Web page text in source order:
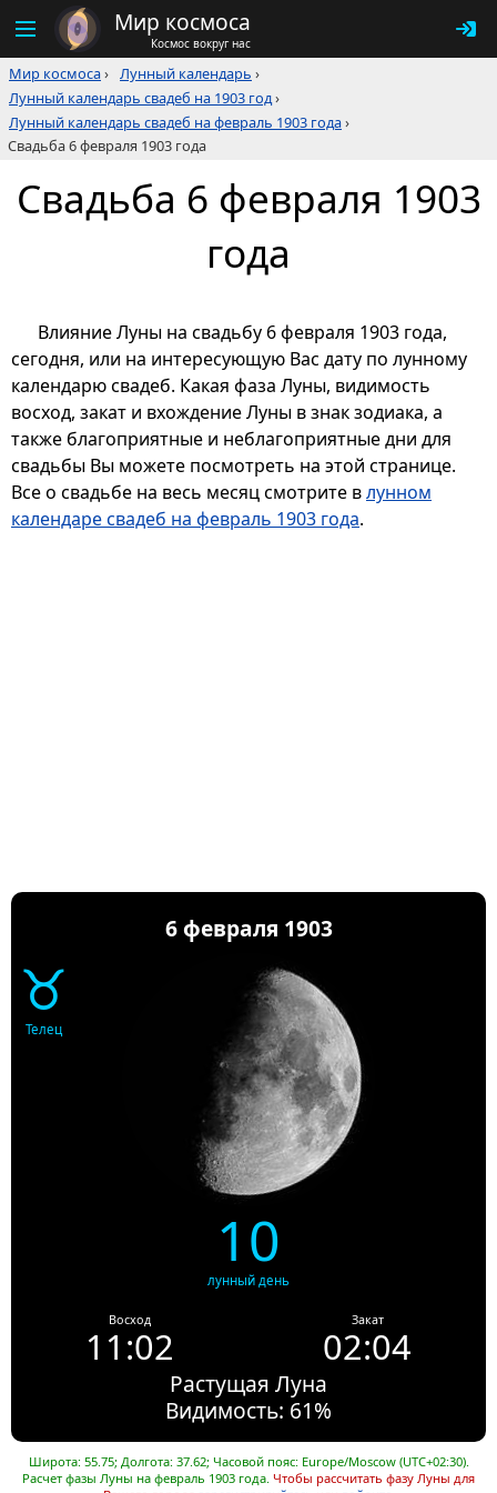
Мир космоса
Космос вокруг нас
Мир космоса› Лунный календарь ›
Лунный календарь свадеб на 1903 год›
Лунный календарь свадеб на февраль 1903 года›
Свадьба 6 февраля 1903 года
Свадьба 6 февраля 1903
года
Влияние Луны на свадьбу 6 февраля 1903 года,
сегодня, или на интересующую Вас дату по лунному
календарю свадеб. Какая фаза Луны, видимость
восход, закат и вхождение Луны в знак зодиака, а
также благоприятные и неблагоприятные дни для
свадьбы Вы можете посмотреть на этой странице.
Все о свадьбе на весь месяц смотрите влунном
календаре свадеб на февраль 1903 года.
6 февраля 1903
♉
Телец
10
лунный день
Восход
11:02
Закат
02:04
Растущая Луна
Видимость: 61%
Широта: 55.75; Долгота: 37.62; Часовой пояс: Europe/Moscow (UTC+02:30).
Расчет фазы Луны на февраль 1903 года. Чтобы рассчитать фазу Луны для